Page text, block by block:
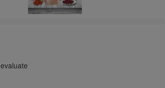
evaluate